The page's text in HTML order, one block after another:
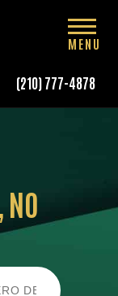
(210) 777-4878
MENU
NO